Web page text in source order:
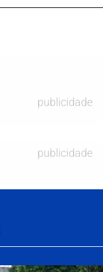
publicidade
publicidade